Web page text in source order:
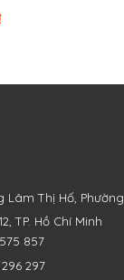
Lâm Thị Hố, Phường
TP. Hồ Chí Minh
857
297